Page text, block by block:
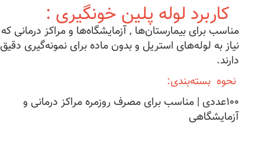
کاربرد لوله پلین خونگیری :
مناسب برای بیمارستان‌ها , آزمایشگاه‌ها و مراکز درمانی که
نیاز به لوله‌های استریل و بدون ماده برای نمونه‌گیری دقیق
دارند.
نحوه بسته‌بندی:
۱۰۰عددی | مناسب برای مصرف روزمره مراکز درمانی و
آزمایشگاهی